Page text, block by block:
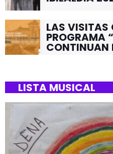
LAS VISITAS
PROGRAMA
CONTINUAN
LISTA MUSICAL